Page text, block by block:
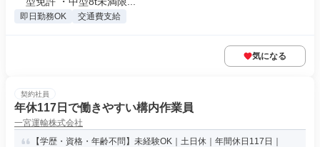
即日勤務OK 交通費支給
気になる
契約社員
年休117日で働きやすい構内作業員
一宮運輸株式会社
【学歴・資格・年齢不問】未経験OK｜土日休｜年間休日117日｜